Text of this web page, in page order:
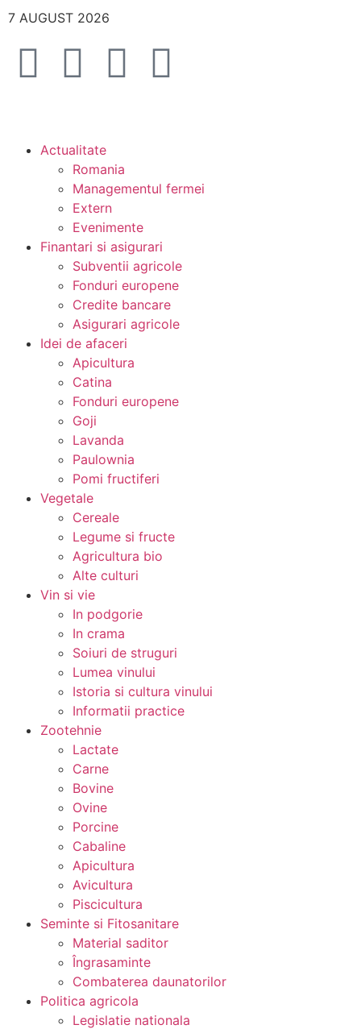
7 AUGUST 2026
Actualitate
Romania
Managementul fermei
Extern
Evenimente
Finantari si asigurari
Subventii agricole
Fonduri europene
Credite bancare
Asigurari agricole
Idei de afaceri
Apicultura
Catina
Fonduri europene
Goji
Lavanda
Paulownia
Pomi fructiferi
Vegetale
Cereale
Legume si fructe
Agricultura bio
Alte culturi
Vin si vie
In podgorie
In crama
Soiuri de struguri
Lumea vinului
Istoria si cultura vinului
Informatii practice
Zootehnie
Lactate
Carne
Bovine
Ovine
Porcine
Cabaline
Apicultura
Avicultura
Piscicultura
Seminte si Fitosanitare
Material saditor
Îngrasaminte
Combaterea daunatorilor
Politica agricola
Legislatie nationala